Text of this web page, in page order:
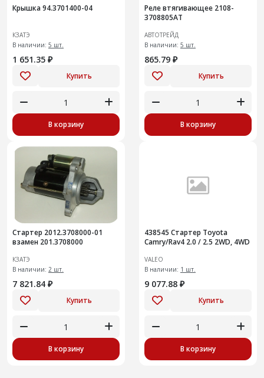
Крышка 94.3701400-04
КЗАТЭ
В наличии: 5 шт.
1 651.35 ₽
Купить
В корзину
Реле втягивающее 2108-
3708805AT
АВТОТРЕЙД
В наличии: 5 шт.
865.79 ₽
Купить
В корзину
Стартер 2012.3708000-01
взамен 201.3708000
КЗАТЭ
В наличии: 2 шт.
7 821.84 ₽
Купить
В корзину
438545 Стартер Toyota
Camry/Rav4 2.0 / 2.5 2WD, 4WD
VALEO
В наличии: 1 шт.
9 077.88 ₽
Купить
В корзину